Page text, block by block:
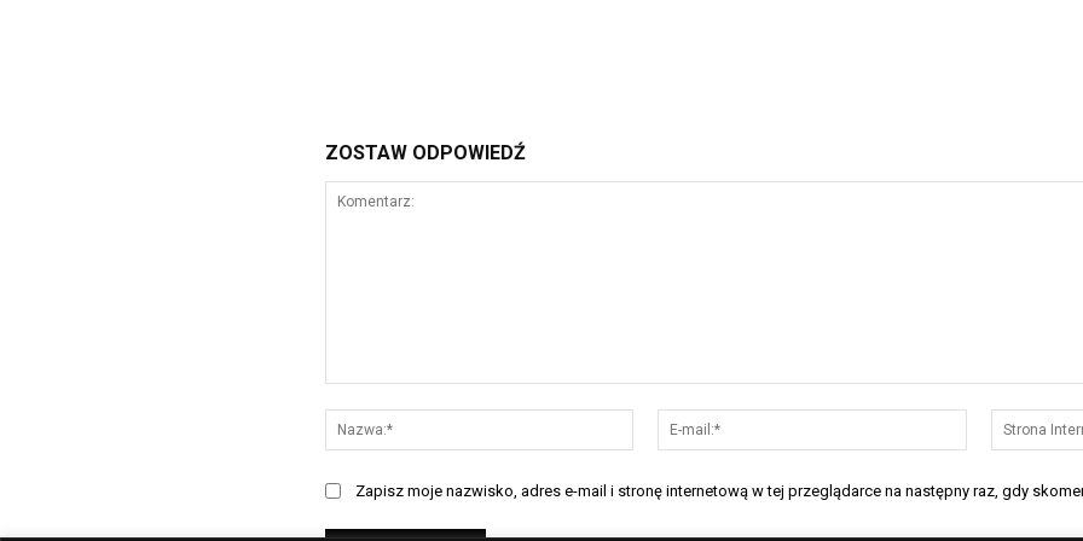
ZOSTAW ODPOWIEDŹ
Nazwa:*
mail:*
Zapisz moje nazwisko, adres e-mail i stronę internetową w tej przeglądarce na następny raz, gdy